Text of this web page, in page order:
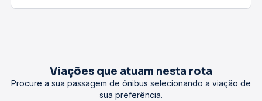
Viações que atuam nesta rota
Procure a sua passagem de ônibus selecionando a viação de
sua preferência.